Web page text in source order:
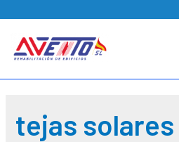
contenido
tejas